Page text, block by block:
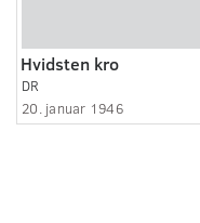
Hvidsten kro
DR
20. januar 1946